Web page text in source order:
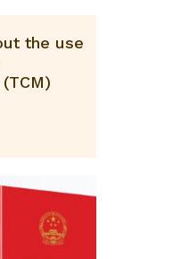
the use